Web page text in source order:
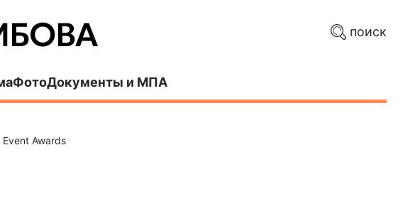
поиск
ФотоДокументы и МПА
Awards